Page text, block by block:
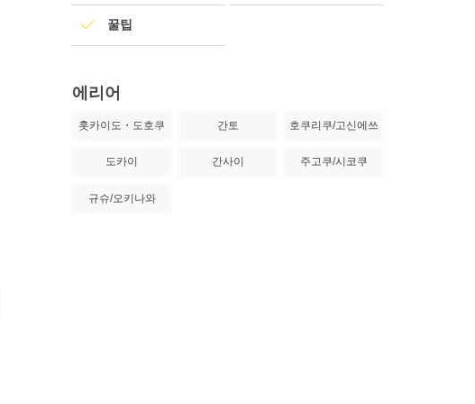
꿀팁
에리어
홋카이도・도호쿠 간토 호쿠리쿠/고신에쓰
도카이 간사이 주고쿠/시코쿠
규슈/오키나와